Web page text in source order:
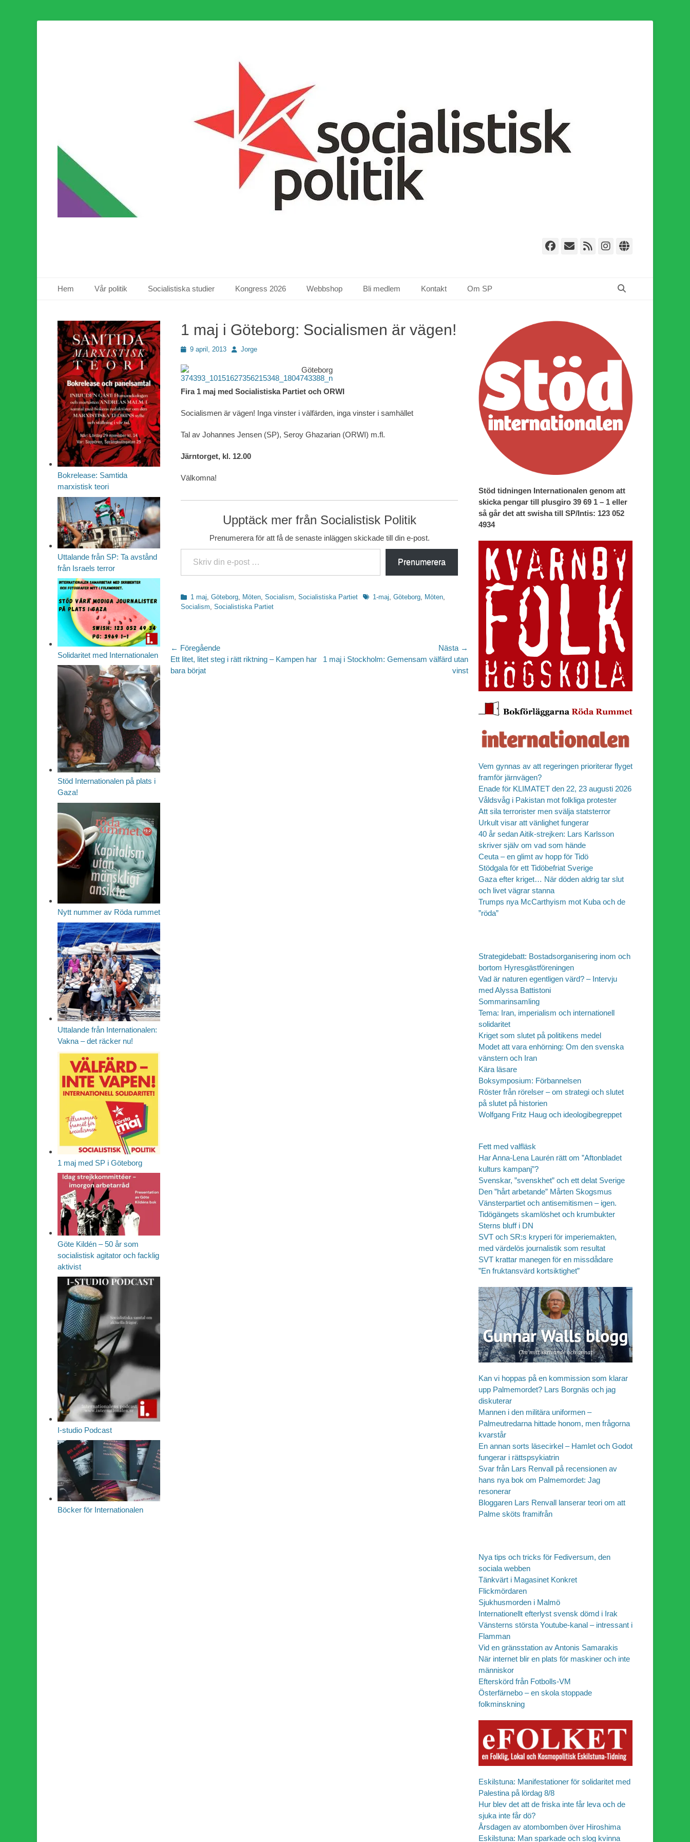
Facebook
E-
Webbflöde
Instagram
Primär meny
Hem Vår politik Socialistiska studier Kongress 2026 Webbshop Bli medlem Kontakt Om SP
1 maj i Göteborg: Socialismen är vägen!
Publicerad
9 april, 2013 Författare
Jorge
Göteborg
Fira 1 maj med Socialistiska Partiet och ORWI
Socialismen är vägen! Inga vinster i välfärden, inga vinster i samhället
Tal av Johannes Jensen (SP), Seroy Ghazarian (ORWI) m.fl.
Järntorget, kl. 12.00
Välkomna!
Upptäck mer från Socialistisk Politik
Prenumerera för att få de senaste inläggen skickade till din e-post.
Skriv din e-post …
Prenumerera
Kategorier
1 maj, Göteborg, Möten, Socialism, Socialistiska Partiet Etiketter
1-maj, Göteborg, Möten,
Socialism, Socialistiska Partiet
Inläggsnavigering
← Föregående
Föregående
inlägg:
Ett litet, litet steg i rätt riktning – Kampen har
bara börjat
Nästa →
Nästa
1 maj i Stockholm: Gemensam välfärd utan
vinst
Stöd tidningen Internationalen genom att
skicka pengar till plusgiro 39 69 1 – 1 eller
så går det att swisha till SP/Intis: 123 052
4934
Vem gynnas av att regeringen prioriterar flyget
framför järnvägen?
Enade för KLIMATET den 22, 23 augusti 2026
Våldsvåg i Pakistan mot folkliga protester
Att sila terrorister men svälja statsterror
Urkult visar att vänlighet fungerar
40 år sedan Aitik-strejken: Lars Karlsson
skriver själv om vad som hände
Ceuta – en glimt av hopp för Tidö
Stödgala för ett Tidöbefriat Sverige
Gaza efter kriget… När döden aldrig tar slut
och livet vägrar stanna
Trumps nya McCarthyism mot Kuba och de
”röda”
Strategidebatt: Bostadsorganisering inom och
bortom Hyresgästföreningen
Vad är naturen egentligen värd? – Intervju
med Alyssa Battistoni
Sommarinsamling
Tema: Iran, imperialism och internationell
solidaritet
Kriget som slutet på politikens medel
Modet att vara enhörning: Om den svenska
vänstern och Iran
Kära läsare
Boksymposium: Förbannelsen
Röster från rörelser – om strategi och slutet
på slutet på historien
Wolfgang Fritz Haug och ideologibegreppet
Fett med valfläsk
Har Anna-Lena Laurén rätt om ”Aftonbladet
kulturs kampanj”?
Svenskar, ”svenskhet” och ett delat Sverige
Den ”hårt arbetande” Mårten Skogsmus
Vänsterpartiet och antisemitismen – igen.
Tidögängets skamlöshet och krumbukter
Sterns bluff i DN
SVT och SR:s kryperi för imperiemakten,
med värdelös journalistik som resultat
SVT krattar manegen för en missdådare
”En fruktansvärd kortsiktighet”
Kan vi hoppas på en kommission som klarar
upp Palmemordet? Lars Borgnäs och jag
diskuterar
Mannen i den militära uniformen –
Palmeutredarna hittade honom, men frågorna
kvarstår
En annan sorts läsecirkel – Hamlet och Godot
fungerar i rättspsykiatrin
Svar från Lars Renvall på recensionen av
hans nya bok om Palmemordet: Jag
resonerar
Bloggaren Lars Renvall lanserar teori om att
Palme sköts framifrån
Nya tips och tricks för Fediversum, den
sociala webben
Tänkvärt i Magasinet Konkret
Flickmördaren
Sjukhusmorden i Malmö
Internationellt efterlyst svensk dömd i Irak
Vänsterns största Youtube-kanal – intressant i
Flamman
Vid en gränsstation av Antonis Samarakis
När internet blir en plats för maskiner och inte
människor
Efterskörd från Fotbolls-VM
Österfärnebo – en skola stoppade
folkminskning
Eskilstuna: Manifestationer för solidaritet med
Palestina på lördag 8/8
Hur blev det att de friska inte får leva och de
sjuka inte får dö?
Årsdagen av atombomben över Hiroshima
Eskilstuna: Man sparkade och slog kvinna
Bokrelease: Samtida
marxistisk teori
Uttalande från SP: Ta avstånd
från Israels terror
Solidaritet med Internationalen
Stöd Internationalen på plats i
Gaza!
Nytt nummer av Röda rummet
Uttalande från Internationalen:
Vakna – det räcker nu!
1 maj med SP i Göteborg
Göte Kildén – 50 år som
socialistisk agitator och facklig
aktivist
I-studio Podcast
Böcker för Internationalen